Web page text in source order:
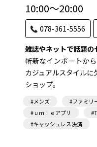
10:00～20:00
078-361-5556
雑誌やネットで話題の
斬新なインポートか
カジュアルスタイルに
ショップ。
#メンズ #ファミリ
#ｕｍｉｅアプリ
#キャッシュレス決済